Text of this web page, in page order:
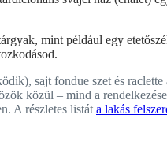
mint például egy
sajt fondue szet és
közül – mind a
A részletes listát a lakás